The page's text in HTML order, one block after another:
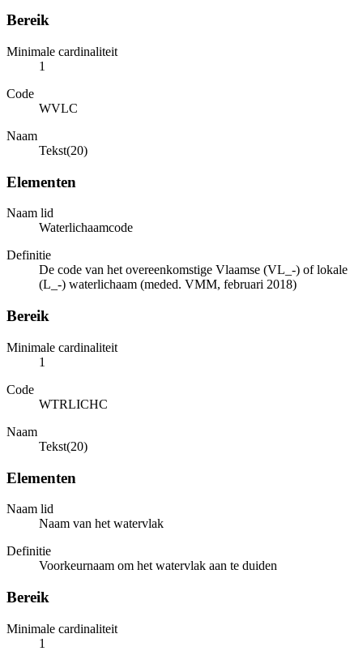
Bereik
Minimale cardinaliteit
1
Code
WVLC
Naam
Tekst(20)
Elementen
Naam lid
Waterlichaamcode
Definitie
De code van het overeenkomstige Vlaamse (VL_-) of lokale
(L_-) waterlichaam (meded. VMM, februari 2018)
Bereik
Minimale cardinaliteit
1
Code
WTRLICHC
Naam
Tekst(20)
Elementen
Naam lid
Naam van het watervlak
Definitie
Voorkeurnaam om het watervlak aan te duiden
Bereik
Minimale cardinaliteit
1